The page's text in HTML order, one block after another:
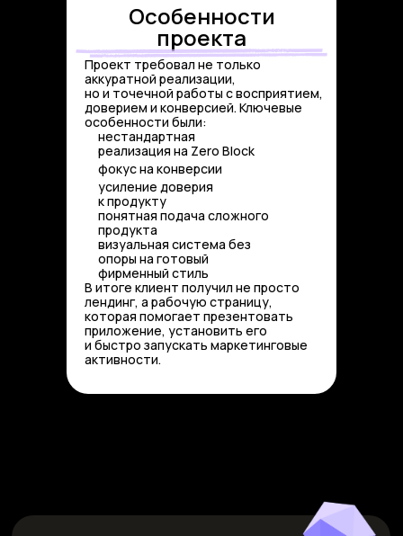
Особенности
проекта
Проект требовал не только
аккуратной реализации,
но и точечной работы с восприятием,
доверием и конверсией. Ключевые
особенности были:
нестандартная
реализация на Zero Block
фокус на конверсии
усиление доверия
к продукту
понятная подача сложного
продукта
визуальная система без
опоры на готовый
фирменный стиль
В итоге клиент получил не просто
лендинг, а рабочую страницу,
которая помогает презентовать
приложение, установить его
и быстро запускать маркетинговые
активности.